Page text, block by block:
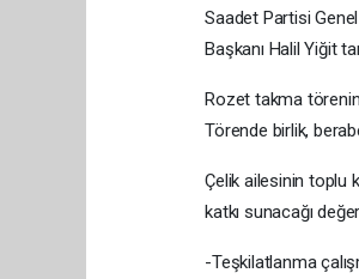
Saadet Partisi
Başkanı Halil Yiğit
Rozet takma
Törende birlik,
Çelik ailesinin toplu
katkı sunacağı
-Teşkilatlanma